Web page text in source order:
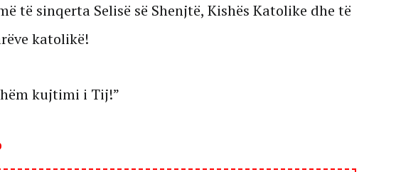
të sinqerta Selisë së Shenjtë, Kishës Katolike dhe të
katolikë!
kujtimi i Tij!”